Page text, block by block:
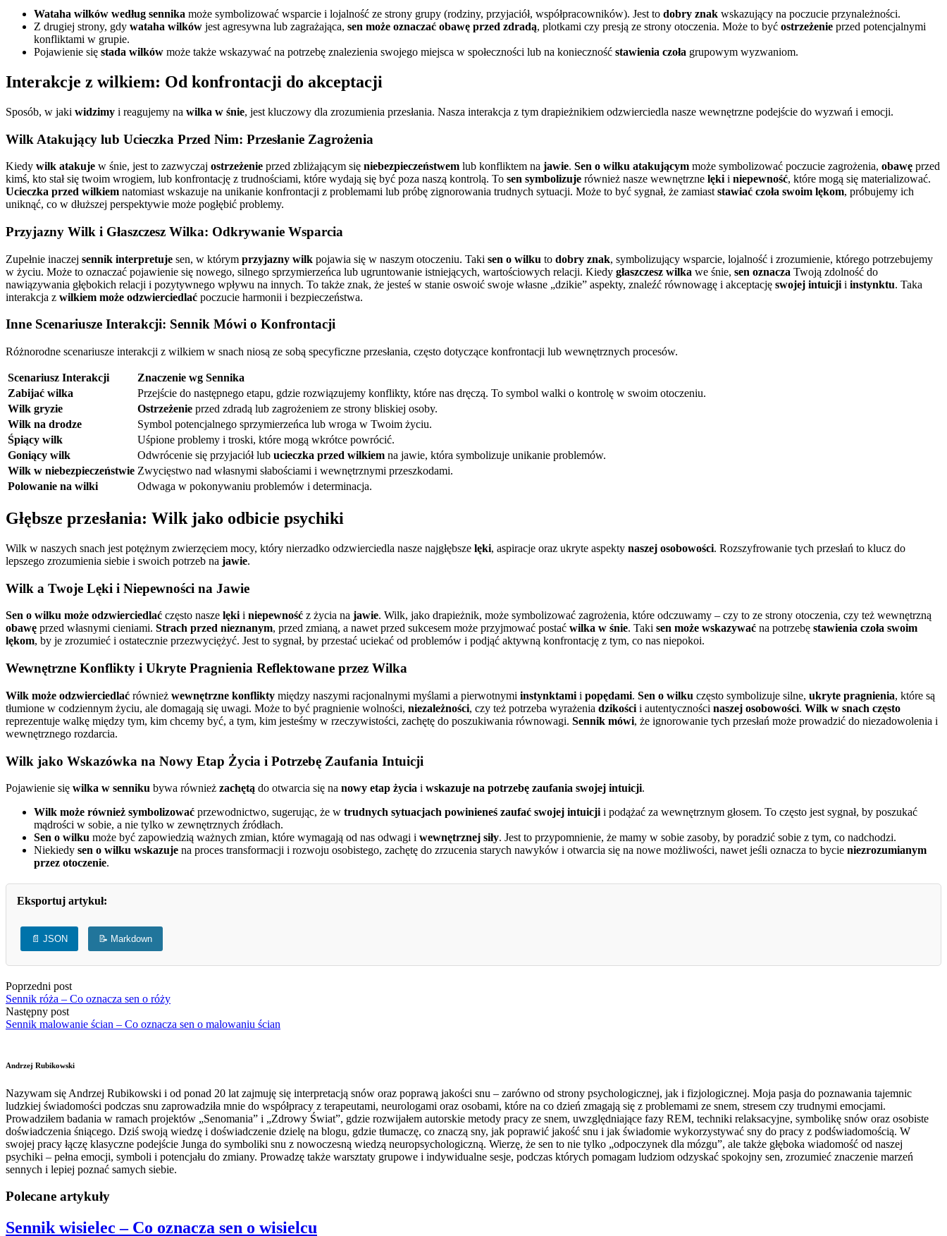
Wataha wilków według sennika może symbolizować wsparcie i lojalność ze strony grupy (rodziny, przyjaciół, współpracowników). Jest to dobry znak wskazujący na poczucie przynależności.
Z drugiej strony, gdy wataha wilków jest agresywna lub zagrażająca, sen może oznaczać obawę przed zdradą, plotkami czy presją ze strony otoczenia. Może to być ostrzeżenie przed potencjalnymi
konfliktami w grupie.
Pojawienie się stada wilków może także wskazywać na potrzebę znalezienia swojego miejsca w społeczności lub na konieczność stawienia czoła grupowym wyzwaniom.
Interakcje z wilkiem: Od konfrontacji do akceptacji
Sposób, w jaki widzimy i reagujemy na wilka w śnie, jest kluczowy dla zrozumienia przesłania. Nasza interakcja z tym drapieżnikiem odzwierciedla nasze wewnętrzne podejście do wyzwań i emocji.
Wilk Atakujący lub Ucieczka Przed Nim: Przesłanie Zagrożenia
Kiedy wilk atakuje w śnie, jest to zazwyczaj ostrzeżenie przed zbliżającym się niebezpieczeństwem lub konfliktem na jawie. Sen o wilku atakującym może symbolizować poczucie zagrożenia, obawę przed
kimś, kto stał się twoim wrogiem, lub konfrontację z trudnościami, które wydają się być poza naszą kontrolą. To sen symbolizuje również nasze wewnętrzne lęki i niepewność, które mogą się materializować.
Ucieczka przed wilkiem natomiast wskazuje na unikanie konfrontacji z problemami lub próbę zignorowania trudnych sytuacji. Może to być sygnał, że zamiast stawiać czoła swoim lękom, próbujemy ich
uniknąć, co w dłuższej perspektywie może pogłębić problemy.
Przyjazny Wilk i Głaszczesz Wilka: Odkrywanie Wsparcia
Zupełnie inaczej sennik interpretuje sen, w którym przyjazny wilk pojawia się w naszym otoczeniu. Taki sen o wilku to dobry znak, symbolizujący wsparcie, lojalność i zrozumienie, którego potrzebujemy
w życiu. Może to oznaczać pojawienie się nowego, silnego sprzymierzeńca lub ugruntowanie istniejących, wartościowych relacji. Kiedy głaszczesz wilka we śnie, sen oznacza Twoją zdolność do
nawiązywania głębokich relacji i pozytywnego wpływu na innych. To także znak, że jesteś w stanie oswoić swoje własne „dzikie” aspekty, znaleźć równowagę i akceptację swojej intuicji i instynktu. Taka
interakcja z wilkiem może odzwierciedlać poczucie harmonii i bezpieczeństwa.
Inne Scenariusze Interakcji: Sennik Mówi o Konfrontacji
Różnorodne scenariusze interakcji z wilkiem w snach niosą ze sobą specyficzne przesłania, często dotyczące konfrontacji lub wewnętrznych procesów.
Scenariusz Interakcji
Znaczenie wg Sennika
Zabijać wilka
Przejście do następnego etapu, gdzie rozwiązujemy konflikty, które nas dręczą. To symbol walki o kontrolę w swoim otoczeniu.
Wilk gryzie
Ostrzeżenie przed zdradą lub zagrożeniem ze strony bliskiej osoby.
Wilk na drodze
Symbol potencjalnego sprzymierzeńca lub wroga w Twoim życiu.
Śpiący wilk
Uśpione problemy i troski, które mogą wkrótce powrócić.
Goniący wilk
Odwrócenie się przyjaciół lub ucieczka przed wilkiem na jawie, która symbolizuje unikanie problemów.
Wilk w niebezpieczeństwie Zwycięstwo nad własnymi słabościami i wewnętrznymi przeszkodami.
Polowanie na wilki
Odwaga w pokonywaniu problemów i determinacja.
Głębsze przesłania: Wilk jako odbicie psychiki
Wilk w naszych snach jest potężnym zwierzęciem mocy, który nierzadko odzwierciedla nasze najgłębsze lęki, aspiracje oraz ukryte aspekty naszej osobowości. Rozszyfrowanie tych przesłań to klucz do
lepszego zrozumienia siebie i swoich potrzeb na jawie.
Wilk a Twoje Lęki i Niepewności na Jawie
Sen o wilku może odzwierciedlać często nasze lękii niepewność z życia na jawie. Wilk, jako drapieżnik, może symbolizować zagrożenia, które odczuwamy – czy to ze strony otoczenia, czy też wewnętrzną
obawę przed własnymi cieniami. Strach przed nieznanym, przed zmianą, a nawet przed sukcesem może przyjmować postać wilka w śnie. Taki sen może wskazywać na potrzebę stawienia czoła swoim
lękom, by je zrozumieć i ostatecznie przezwyciężyć. Jest to sygnał, by przestać uciekać od problemów i podjąć aktywną konfrontację z tym, co nas niepokoi.
Wewnętrzne Konflikty i Ukryte Pragnienia Reflektowane przez Wilka
Wilk może odzwierciedlać również wewnętrzne konflikty między naszymi racjonalnymi myślami a pierwotnymi instynktami i popędami. Sen o wilku często symbolizuje silne, ukryte pragnienia, które są
tłumione w codziennym życiu, ale domagają się uwagi. Może to być pragnienie wolności, niezależności, czy też potrzeba wyrażenia dzikości i autentyczności naszej osobowości. Wilk w snach często
reprezentuje walkę między tym, kim chcemy być, a tym, kim jesteśmy w rzeczywistości, zachętę do poszukiwania równowagi. Sennik mówi, że ignorowanie tych przesłań może prowadzić do niezadowolenia i
wewnętrznego rozdarcia.
Wilk jako Wskazówka na Nowy Etap Życia i Potrzebę Zaufania Intuicji
Pojawienie się wilka w senniku bywa również zachętą do otwarcia się na nowy etap życia i wskazuje na potrzebę zaufania swojej intuicji.
Wilk może również symbolizować przewodnictwo, sugerując, że w trudnych sytuacjach powinieneś zaufać swojej intuicji i podążać za wewnętrznym głosem. To często jest sygnał, by poszukać
mądrości w sobie, a nie tylko w zewnętrznych źródłach.
Sen o wilku może być zapowiedzią ważnych zmian, które wymagają od nas odwagi i wewnętrznej siły. Jest to przypomnienie, że mamy w sobie zasoby, by poradzić sobie z tym, co nadchodzi.
Niekiedy sen o wilku wskazuje na proces transformacji i rozwoju osobistego, zachętę do zrzucenia starych nawyków i otwarcia się na nowe możliwości, nawet jeśli oznacza to bycie niezrozumianym
przez otoczenie.
Eksportuj artykuł:
📄 JSON 📝 Markdown
Poprzedni post
Sennik róża – Co oznacza sen o róży
Następny post
Sennik malowanie ścian – Co oznacza sen o malowaniu ścian
Andrzej Rubikowski
Nazywam się Andrzej Rubikowski i od ponad 20 lat zajmuję się interpretacją snów oraz poprawą jakości snu – zarówno od strony psychologicznej, jak i fizjologicznej. Moja pasja do poznawania tajemnic
ludzkiej świadomości podczas snu zaprowadziła mnie do współpracy z terapeutami, neurologami oraz osobami, które na co dzień zmagają się z problemami ze snem, stresem czy trudnymi emocjami.
Prowadziłem badania w ramach projektów „Senomania” i „Zdrowy Świat”, gdzie rozwijałem autorskie metody pracy ze snem, uwzględniające fazy REM, techniki relaksacyjne, symbolikę snów oraz osobiste
doświadczenia śniącego. Dziś swoją wiedzę i doświadczenie dzielę na blogu, gdzie tłumaczę, co znaczą sny, jak poprawić jakość snu i jak świadomie wykorzystywać sny do pracy z podświadomością. W
swojej pracy łączę klasyczne podejście Junga do symboliki snu z nowoczesną wiedzą neuropsychologiczną. Wierzę, że sen to nie tylko „odpoczynek dla mózgu”, ale także głęboka wiadomość od naszej
psychiki – pełna emocji, symboli i potencjału do zmiany. Prowadzę także warsztaty grupowe i indywidualne sesje, podczas których pomagam ludziom odzyskać spokojny sen, zrozumieć znaczenie marzeń
sennych i lepiej poznać samych siebie.
Polecane artykuły
Sennik wisielec – Co oznacza sen o wisielcu